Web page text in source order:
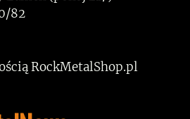
82
RockMetalShop.pl